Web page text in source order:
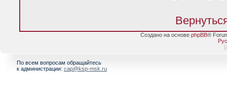
Создано на основе phpBB®
[
По всем вопросам обращайтесь
к администрации: cap@ksp-msk.ru